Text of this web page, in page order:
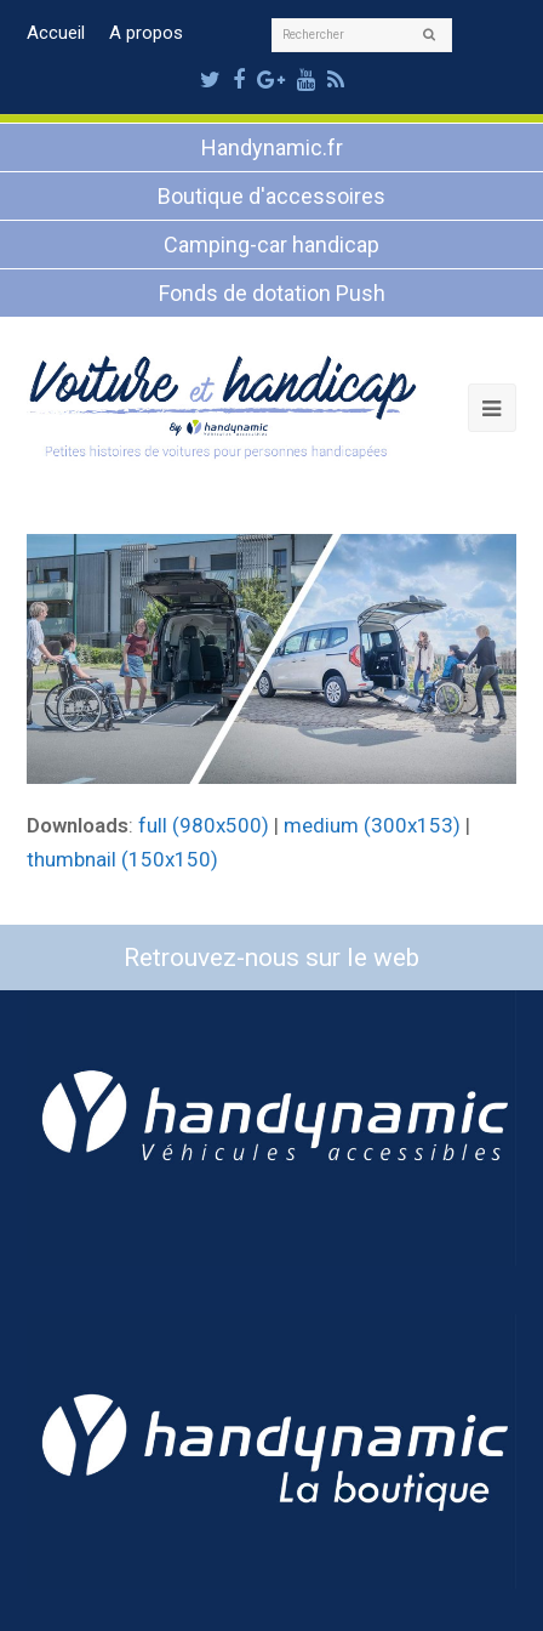
Accueil A propos Rechercher
Twitter
Facebook
Google
Plus
Youtube
RSS
Handynamic.fr
Boutique d'accessoires
Camping-car handicap
Fonds de dotation Push
Downloads:full (980x500) | medium (300x153) |
thumbnail (150x150)
Retrouvez-nous sur le web